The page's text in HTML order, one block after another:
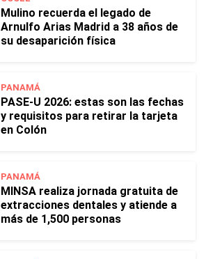
Mulino recuerda el legado de
Arnulfo Arias Madrid a 38 años de
su desaparición física
PANAMÁ
PASE-U 2026: estas son las fechas
y requisitos para retirar la tarjeta
en Colón
PANAMÁ
MINSA realiza jornada gratuita de
extracciones dentales y atiende a
más de 1,500 personas